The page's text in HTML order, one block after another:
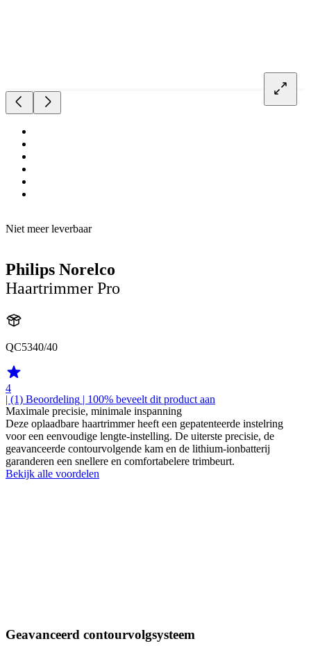
Niet meer leverbaar
Philips Norelco
Haartrimmer Pro
QC5340/40
4
| (1) Beoordeling | 100% beveelt dit product aan
Maximale precisie, minimale inspanning
Deze oplaadbare haartrimmer heeft een gepatenteerde instelring
voor een eenvoudige lengte-instelling. De uiterste precisie, de
geavanceerde contourvolgende kam en de lithium-ionbatterij
garanderen een snellere en comfortabelere trimbeurt.
Bekijk alle voordelen
Geavanceerd contourvolgsysteem